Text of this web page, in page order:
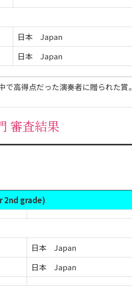
日本 Japan
日本 Japan
高得点だった演奏者に贈られた賞。
審査結果
2nd grade)
日本 Japan
日本 Japan